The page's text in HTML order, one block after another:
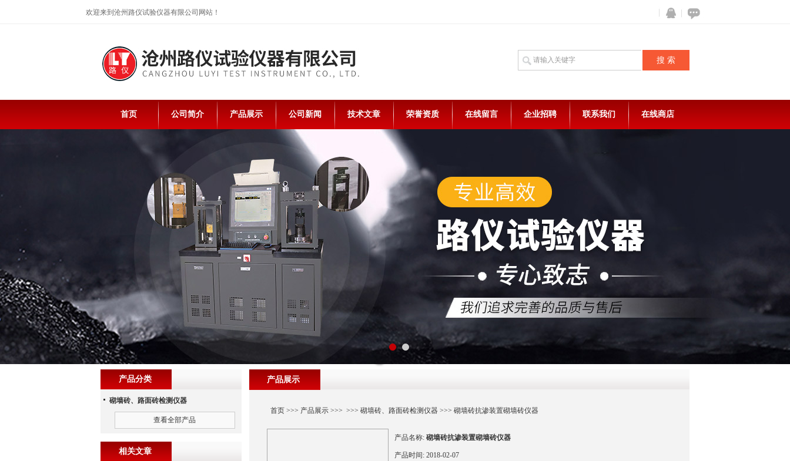
欢迎来到沧州路仪试验仪器有限公司网站！
在线咨
QQ
首页 公司简介 产品展示 公司新闻 技术文章 荣誉资质 在线留言 企业招聘 联系我们 在线商店
产品展示
首页>>> 产品展示>>> >>> 砌墙砖、路面砖检测仪器>>> 砌墙砖抗渗装置砌墙砖仪器
产品名称: 砌墙砖抗渗装置砌墙砖仪器
产品时间: 2018-02-07
产品分类
砌墙砖、路面砖检测仪器
查看全部产品
相关文章